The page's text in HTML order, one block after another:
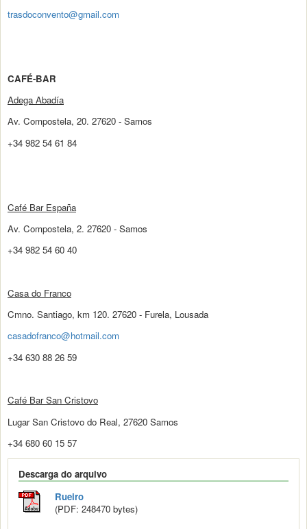
trasdoconvento@gmail.com
CAFÉ-BAR
Adega Abadía
Av. Compostela, 20. 27620 - Samos
+34 982 54 61 84
Café Bar España
Av. Compostela, 2. 27620 - Samos
+34 982 54 60 40
Casa do Franco
Cmno. Santiago, km 120. 27620 - Furela, Lousada
casadofranco@hotmail.com
+34 630 88 26 59
Café Bar San Cristovo
Lugar San Cristovo do Real, 27620 Samos
+34 680 60 15 57
Descarga do arquivo
Rueiro
(PDF: 248470 bytes)